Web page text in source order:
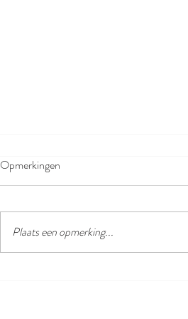
Nachtelijke foto’s
Opmerkingen
Plaats een opmerking...